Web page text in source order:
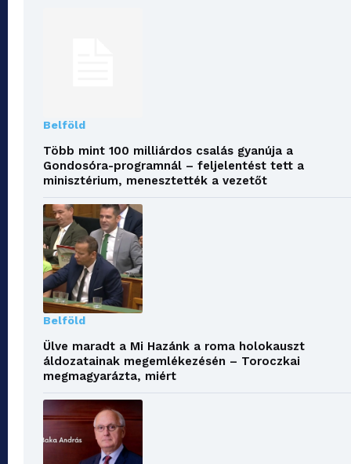
Belföld
Több mint 100 milliárdos csalás gyanúja a
Gondosóra-programnál – feljelentést tett a
minisztérium, menesztették a vezetőt
Belföld
Ülve maradt a Mi Hazánk a roma holokauszt
áldozatainak megemlékezésén – Toroczkai
megmagyarázta, miért